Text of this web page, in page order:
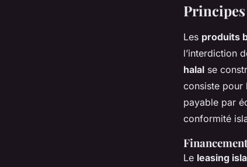
Les produits
l’interdiction
halal se
consiste pour
payable par
conformité
Le leasing